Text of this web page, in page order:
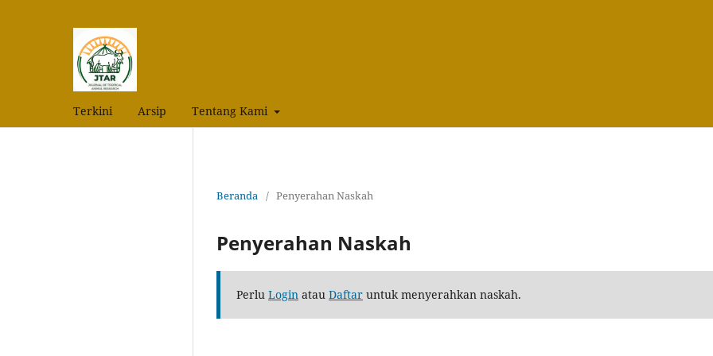
Terkini Arsip Tentang Kami
Beranda / Penyerahan Naskah
Penyerahan Naskah
Perlu Login atau Daftar untuk menyerahkan naskah.